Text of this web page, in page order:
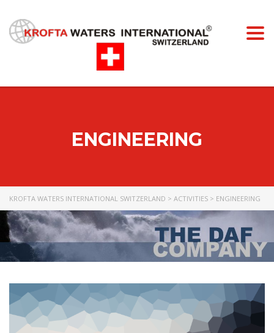
ENGINEERING
KROFTA WATERS INTERNATIONAL SWITZERLAND > ACTIVITIES > ENGINEERING